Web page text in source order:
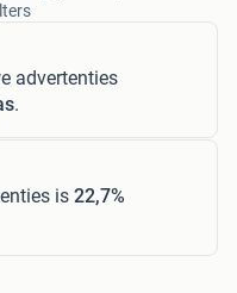
advertenties
.
is 22,7%